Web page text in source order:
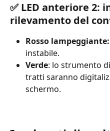
✅ LED anteriore 2:
rilevamento del
Rosso lampeggiante:
instabile.
Verde: lo strumento
tratti saranno
schermo.